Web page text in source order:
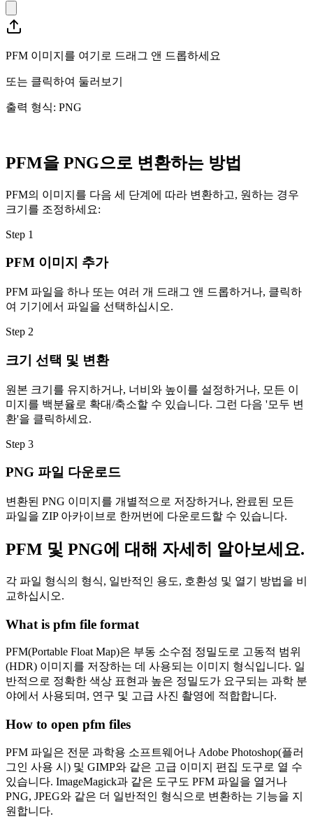
PFM 이미지를 여기로 드래그 앤 드롭하세요
또는 클릭하여 둘러보기
출력 형식: PNG
PFM을 PNG으로 변환하는 방법
PFM의 이미지를 다음 세 단계에 따라 변환하고, 원하는 경우
크기를 조정하세요:
Step 1
PFM 이미지 추가
PFM 파일을 하나 또는 여러 개 드래그 앤 드롭하거나, 클릭하
여 기기에서 파일을 선택하십시오.
Step 2
크기 선택 및 변환
원본 크기를 유지하거나, 너비와 높이를 설정하거나, 모든 이
미지를 백분율로 확대/축소할 수 있습니다. 그런 다음 '모두 변
환'을 클릭하세요.
Step 3
PNG 파일 다운로드
변환된 PNG 이미지를 개별적으로 저장하거나, 완료된 모든
파일을 ZIP 아카이브로 한꺼번에 다운로드할 수 있습니다.
PFM 및 PNG에 대해 자세히 알아보세요.
각 파일 형식의 형식, 일반적인 용도, 호환성 및 열기 방법을 비
교하십시오.
What is pfm file format
PFM(Portable Float Map)은 부동 소수점 정밀도로 고동적 범위
(HDR) 이미지를 저장하는 데 사용되는 이미지 형식입니다. 일
반적으로 정확한 색상 표현과 높은 정밀도가 요구되는 과학 분
야에서 사용되며, 연구 및 고급 사진 촬영에 적합합니다.
How to open pfm files
PFM 파일은 전문 과학용 소프트웨어나 Adobe Photoshop(플러
그인 사용 시) 및 GIMP와 같은 고급 이미지 편집 도구로 열 수
있습니다. ImageMagick과 같은 도구도 PFM 파일을 열거나
PNG, JPEG와 같은 더 일반적인 형식으로 변환하는 기능을 지
원합니다.